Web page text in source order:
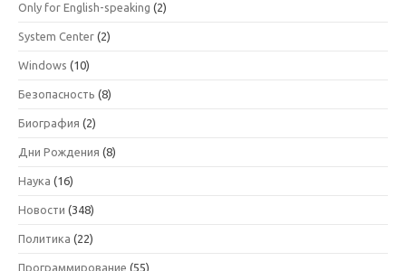
Only for English-speaking (2)
System Center (2)
Windows (10)
Безопасность (8)
Биография (2)
Дни Рождения (8)
Наука (16)
Новости (348)
Политика (22)
Программирование (55)